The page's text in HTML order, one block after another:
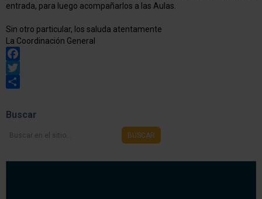
entrada, para luego acompañarlos a las Aulas.
Sin otro particular, los saluda atentamente
La Coordinación General
Facebook
Twitter
Buscar
Buscar
BUSCAR